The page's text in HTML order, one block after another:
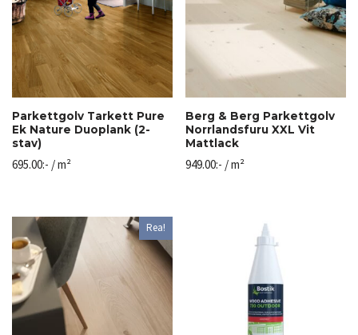
Parkettgolv Tarkett Pure
Ek Nature Duoplank (2-
stav)
695.00:- / m²
Berg & Berg Parkettgolv
Norrlandsfuru XXL Vit
Mattlack
949.00:- / m²
Rea!